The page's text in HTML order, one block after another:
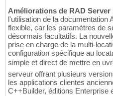
Améliorations de RAD Server
l'utilisation de la documentation
flexible, car les paramètres de
désormais facultatifs. La
prise en charge de la multi-
configuration spécifique au
simple et direct de mettre en
serveur offrant plusieurs
les applications clientes
C++Builder, éditions Enterprise